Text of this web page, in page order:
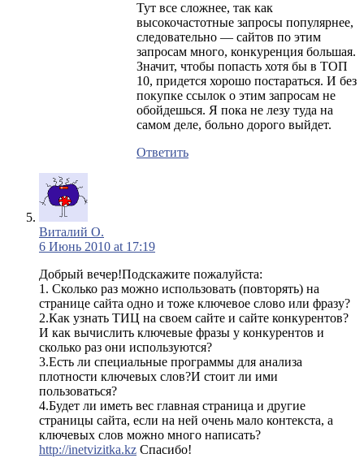
Тут все сложнее, так как
высокочастотные запросы популярнее,
следовательно — сайтов по этим
запросам много, конкуренция большая.
Значит, чтобы попасть хотя бы в ТОП
10, придется хорошо постараться. И без
покупке ссылок о этим запросам не
обойдешься. Я пока не лезу туда на
самом деле, больно дорого выйдет.
Ответить
Виталий О.
6 Июнь 2010 at 17:19
Добрый вечер!Подскажите пожалуйста:
1. Сколько раз можно использовать (повторять) на
странице сайта одно и тоже ключевое слово или фразу?
2.Как узнать ТИЦ на своем сайте и сайте конкурентов?
И как вычислить ключевые фразы у конкурентов и
сколько раз они используются?
3.Есть ли специальные программы для анализа
плотности ключевых слов?И стоит ли ими
пользоваться?
4.Будет ли иметь вес главная страница и другие
страницы сайта, если на ней очень мало контекста, а
ключевых слов можно много написать?
http://inetvizitka.kz Спасибо!